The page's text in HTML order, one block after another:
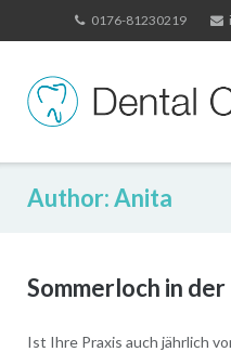
to
0176-81230219
Author:Anita
Sommerloch in
Ist Ihre Praxis auch jährlich